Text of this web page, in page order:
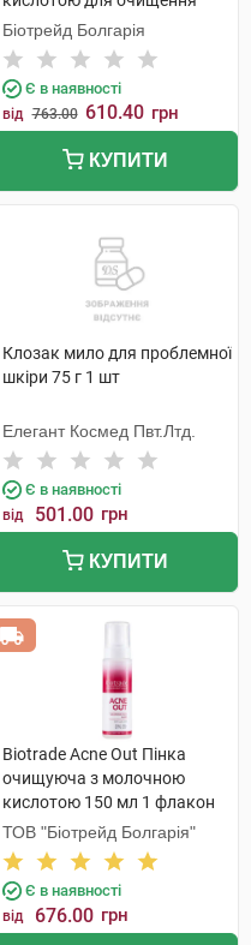
шкіри з розширеними
порами 150 мл 1 флакон
Біотрейд Болгарія
Є в наявності
від 763.00 610.40 грн
КУПИТИ
Клозак мило для проблемної
шкіри 75 г 1 шт
Елегант Космед Пвт.Лтд.
Є в наявності
від 501.00 грн
КУПИТИ
Biotrade Acne Out Пінка
очищуюча з молочною
кислотою 150 мл 1 флакон
ТОВ "Біотрейд Болгарія"
Є в наявності
від 676.00 грн